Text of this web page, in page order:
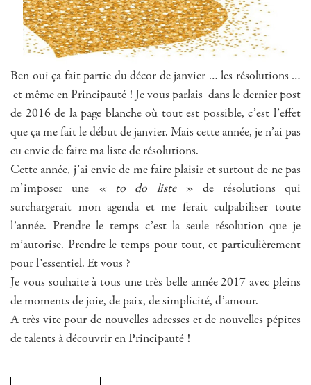
Ben oui ça fait partie du décor de janvier … les résolutions …
et même en Principauté ! Je vous parlais dans le dernier post
de 2016 de la page blanche où tout est possible, c’est l’effet
que ça me fait le début de janvier. Mais cette année, je n’ai pas
eu envie de faire ma liste de résolutions.
Cette année, j’ai envie de me faire plaisir et surtout de ne pas
m’imposer une « to do liste» de résolutions qui
surchargerait mon agenda et me ferait culpabiliser toute
l’année. Prendre le temps c’est la seule résolution que je
m’autorise. Prendre le temps pour tout, et particulièrement
pour l’essentiel. Et vous ?
Je vous souhaite à tous une très belle année 2017 avec pleins
de moments de joie, de paix, de simplicité, d’amour.
A très vite pour de nouvelles adresses et de nouvelles pépites
de talents à découvrir en Principauté !